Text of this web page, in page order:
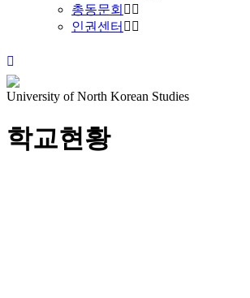
총동문회
인권센터
University of North Korean Studies
학교현황